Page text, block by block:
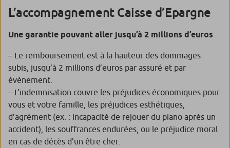
L’accompagnement Caisse d’Epargne
Une garantie pouvant aller jusqu’à 2 millions d’euros
– Le remboursement est à la hauteur des dommages
subis, jusqu’à 2 millions d’euros par assuré et par
événement.
– L’indemnisation couvre les préjudices économiques pour
vous et votre famille, les préjudices esthétiques,
d’agrément (ex. : incapacité de rejouer du piano après un
accident), les souffrances endurées, ou le préjudice moral
en cas de décès d’un être cher.